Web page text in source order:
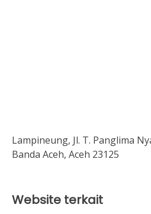
Lampineung, Jl. T. Panglima
Banda Aceh, Aceh 23125
Website terkait